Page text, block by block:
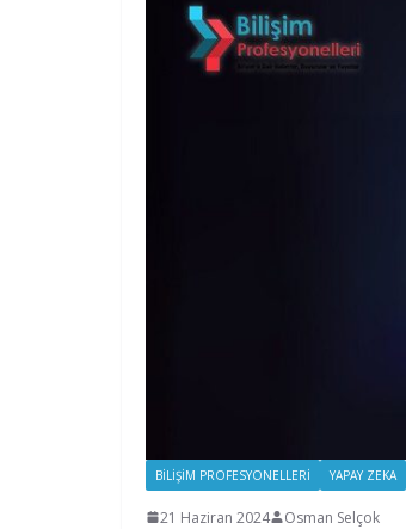
BILIŞIM PROFESYONELLERI YAPAY ZEKA
21 Haziran 2024 Osman Selçok